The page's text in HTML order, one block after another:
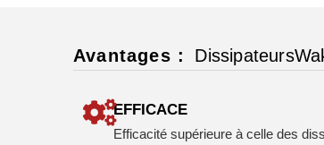
Avantages :
EFFICACE
Efficacité supérieure à celle des